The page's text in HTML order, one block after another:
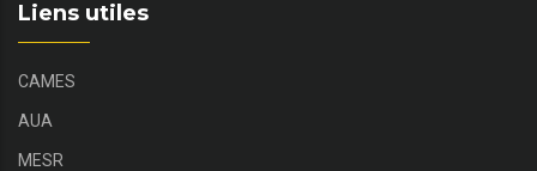
Liens utiles
CAMES
AUA
MESR